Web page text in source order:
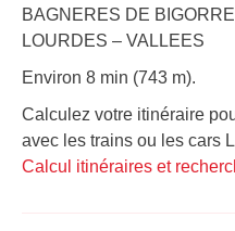
BAGNERES DE
LOURDES – VALLEES
Environ 8 min (743 m).
Calculez votre itinéraire
avec les trains ou les cars
Calcul itinéraires et